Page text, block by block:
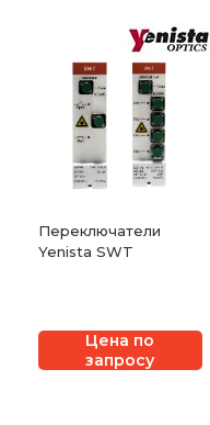
Переключатели
Yenista SWT
Цена по
запросу